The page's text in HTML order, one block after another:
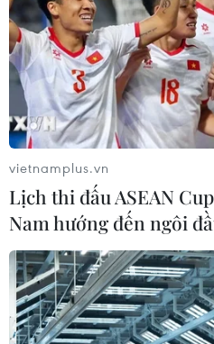
vietnamplus.vn
Lịch thi đấu ASEAN
Nam hướng đến ngôi